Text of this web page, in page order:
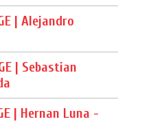
| Alejandro
| Sebastian
| Hernan Luna -